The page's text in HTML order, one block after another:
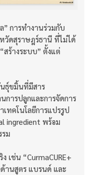
การทำงานร่วมกับ
ดสุราษฎร์ธานี ที่ไม่ได้
สร้างระบบ” ตั้งแต่
ธุ์ขมิ้นที่มีสาร
การปลูกและการจัดการ
ทคโนโลยีการแปรรูป
ingredient พร้อม
ม
เช่น “CurmaCURE+
นสูตร แบรนด์ และ